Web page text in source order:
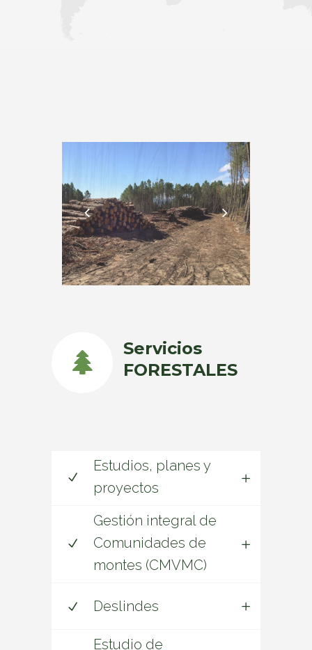
Servicios
FORESTALES
Estudios, planes y
proyectos
Gestión integral de
Comunidades de
montes (CMVMC)
Deslindes
Estudio de